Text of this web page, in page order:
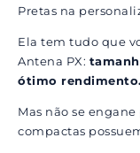
Pretas na
Ela tem tudo que
Antena PX:
ótimo rendimento.
Mas não se
compactas